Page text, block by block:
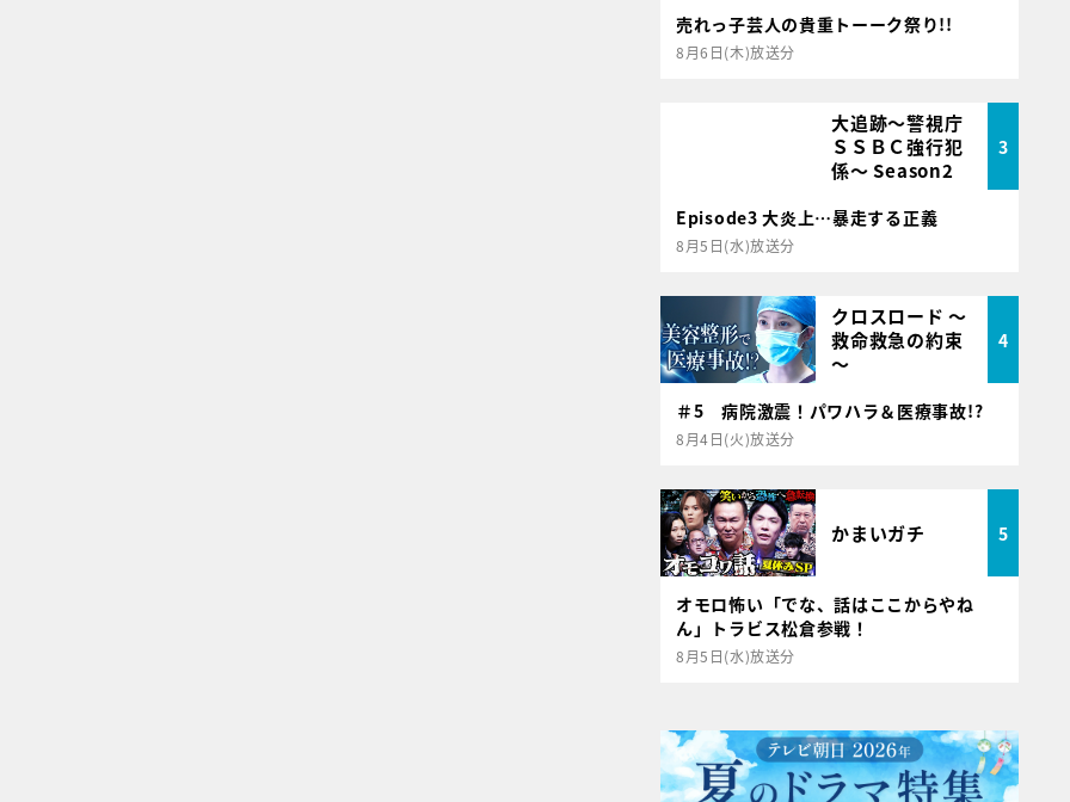
売れっ子芸人の貴重トーーク祭り!!
8月6日(木)放送分
大追跡～警視庁
ＳＳＢＣ強行犯
係～ Season2
3
Episode3 大炎上…暴走する正義
8月5日(水)放送分
クロスロード ～
救命救急の約束
～
4
＃5 病院激震！パワハラ＆医療事故!?
8月4日(火)放送分
かまいガチ 5
オモロ怖い「でな、話はここからやね
ん」トラビス松倉参戦！
8月5日(水)放送分